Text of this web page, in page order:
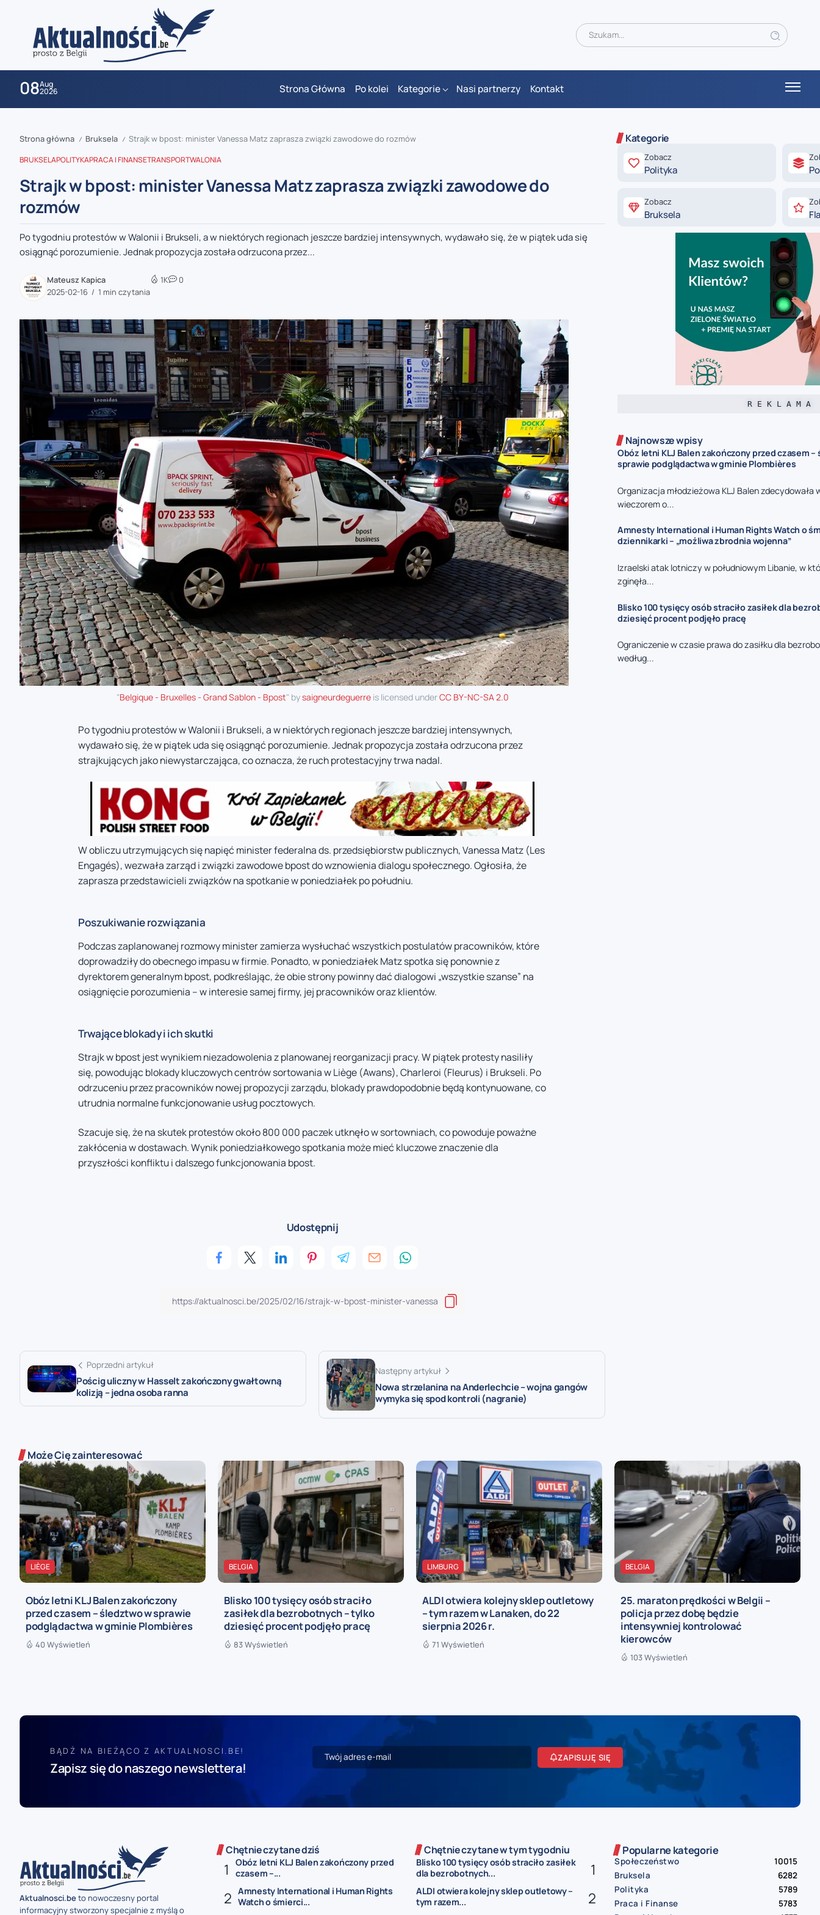
08Aug
2026 Strona Główna Po kolei Kategorie Nasi partnerzy Kontakt
zaobserwuj nas
zaobserwuj nas
zaobserwuj nas
zaobserwuj nas
zaobserwuj nas
Strona główna / Bruksela / Strajk w bpost: minister Vanessa Matz zaprasza związki zawodowe do rozmów
BRUKSELAPOLITYKAPRACA I FINANSETRANSPORTWALONIA
Strajk w bpost: minister Vanessa Matz zaprasza związki zawodowe do
rozmów
Po tygodniu protestów w Walonii i Brukseli, a w niektórych regionach jeszcze bardziej intensywnych, wydawało się, że w piątek uda się
osiągnąć porozumienie. Jednak propozycja została odrzucona przez...
Mateusz Kapica
2025-02-16
1 min czytania
1K 0
"Belgique - Bruxelles - Grand Sablon - Bpost" bysaigneurdeguerreis licensed underCC BY-NC-SA 2.0
Po tygodniu protestów w Walonii i Brukseli, a w niektórych regionach jeszcze bardziej intensywnych,
wydawało się, że w piątek uda się osiągnąć porozumienie. Jednak propozycja została odrzucona przez
strajkujących jako niewystarczająca, co oznacza, że ruch protestacyjny trwa nadal.
W obliczu utrzymujących się napięć minister federalna ds. przedsiębiorstw publicznych, Vanessa Matz (Les
Engagés), wezwała zarząd i związki zawodowe bpost do wznowienia dialogu społecznego. Ogłosiła, że
zaprasza przedstawicieli związków na spotkanie w poniedziałek po południu.
Poszukiwanie rozwiązania
Podczas zaplanowanej rozmowy minister zamierza wysłuchać wszystkich postulatów pracowników, które
doprowadziły do obecnego impasu w firmie. Ponadto, w poniedziałek Matz spotka się ponownie z
dyrektorem generalnym bpost, podkreślając, że obie strony powinny dać dialogowi „wszystkie szanse” na
osiągnięcie porozumienia – w interesie samej firmy, jej pracowników oraz klientów.
Trwające blokady i ich skutki
Strajk w bpost jest wynikiem niezadowolenia z planowanej reorganizacji pracy. W piątek protesty nasiliły
się, powodując blokady kluczowych centrów sortowania w Liège (Awans), Charleroi (Fleurus) i Brukseli. Po
odrzuceniu przez pracowników nowej propozycji zarządu, blokady prawdopodobnie będą kontynuowane, co
utrudnia normalne funkcjonowanie usług pocztowych.
Szacuje się, że na skutek protestów około 800 000 paczek utknęło w sortowniach, co powoduje poważne
zakłócenia w dostawach. Wynik poniedziałkowego spotkania może mieć kluczowe znaczenie dla
przyszłości konfliktu i dalszego funkcjonowania bpost.
Udostępnij
Poprzedni artykuł
Pościg uliczny w Hasselt zakończony gwałtowną
kolizją – jedna osoba ranna
Następny artykuł
Nowa strzelanina na Anderlechcie – wojna gangów
wymyka się spod kontroli (nagranie)
Kategorie
Zobacz
Polityka
Zobacz
Bruksela
R E K L A M A
Najnowsze wpisy
Obóz letni KLJ Balen zakończony przed czasem –
sprawie podglądactwa w gminie Plombières
Organizacja młodzieżowa KLJ Balen zdecydowała
wieczorem o...
Amnesty International i Human Rights Watch o
dziennikarki – „możliwa zbrodnia wojenna”
Izraelski atak lotniczy w południowym Libanie, w
zginęła...
Blisko 100 tysięcy osób straciło zasiłek dla
dziesięć procent podjęło pracę
Ograniczenie w czasie prawa do zasiłku dla
według...
Może Cię zainteresować
LIÈGE
Obóz letni KLJ Balen zakończony
przed czasem – śledztwo w sprawie
podglądactwa w gminie Plombières
40 Wyświetleń
BELGIA
Blisko 100 tysięcy osób straciło
zasiłek dla bezrobotnych – tylko
dziesięć procent podjęło pracę
83 Wyświetleń
LIMBURG
ALDI otwiera kolejny sklep outletowy
– tym razem w Lanaken, do 22
sierpnia 2026 r.
71 Wyświetleń
BELGIA
25. maraton prędkości w Belgii –
policja przez dobę będzie
intensywniej kontrolować
kierowców
103 Wyświetleń
BĄDŹ NA BIEŻĄCO Z AKTUALNOSCI.BE!
Zapisz się do naszego newslettera!
ZAPISUJĘ SIĘ
Aktualnosci.beto nowoczesny portal
informacyjny stworzony specjalnie z myślą o
Chętnie czytane dziś
Obóz letni KLJ Balen zakończony przed
czasem –...
Amnesty International i Human Rights
Watch o śmierci...
Chętnie czytane w tym tygodniu
Blisko 100 tysięcy osób straciło zasiłek
dla bezrobotnych...
ALDI otwiera kolejny sklep outletowy –
tym razem...
Popularne kategorie
Społeczeństwo
10015
Bruksela
6282
Polityka
5789
Praca i Finanse
5783